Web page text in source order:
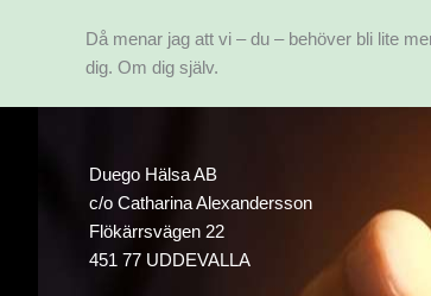
Då menar jag att vi – du – behöver bli lite
dig. Om dig själv.
Duego Hälsa AB
c/o Catharina Alexandersson
Flökärrsvägen 22
451 77 UDDEVALLA